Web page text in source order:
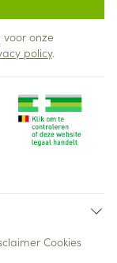
voor onze
policy.
Cookies